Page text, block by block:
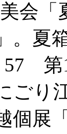
会「
。夏
第
ごり
個展